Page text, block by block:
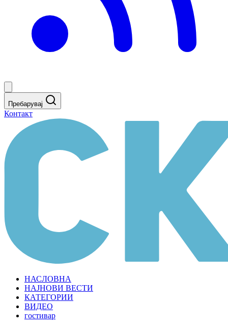
Пребарувај
Контакт
НАСЛОВНА
НАЈНОВИ ВЕСТИ
КАТЕГОРИИ
ВИДЕО
гостивар